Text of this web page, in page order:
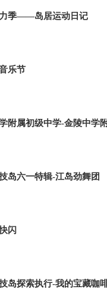
季——岛居运动日记
乐节
附属初级中学-金陵中学
岛六一特辑-江岛劲舞团
闪
岛探索执行-我的宝藏咖